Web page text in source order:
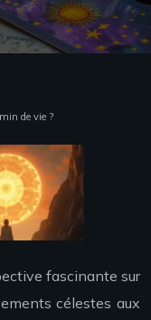
de vie ?
fascinante sur
célestes aux